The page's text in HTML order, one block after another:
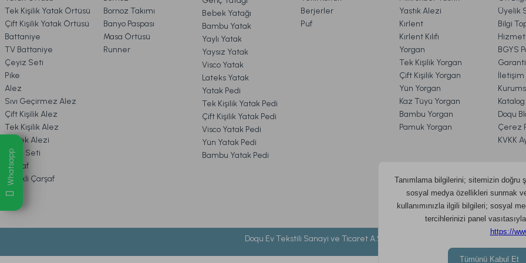
7. KAMPANYA & İNDİRİMLER
8. MÜŞTERİ HİZMETLERİ
9. YATAK & KOLTUK SİPARİŞ VE İADE İŞLEMLERİ
2.899,00 TL
Ücretsiz Kargo
2.699,00 TL
Ücretsiz Kargo
999,00
Marietta Cam Düğüm Obje Standart
2.699,00 TL
Marietta Turuncu 2'li Cam Vazo Standart
2.199,00 TL
Marietta Traverten Gold
1.549,00 TL
Whatsapp
Tek Kişilik Yatak Örtüsü
Çift Kişilik Yatak Örtüsü
Battaniye
TV Battaniye
Çeyiz Seti
Pike
Alez
Sıvı Geçirmez Alez
Çift Kişilik Alez
Tek Kişilik Alez
Bebek Alezi
Uyku Seti
Çarşaf
Lastikli Çarşaf
Bornoz Takımı
Banyo Paspası
Masa Örtüsü
Runner
Bebek Yatağı
Bambu Yatak
Yaylı Yatak
Yaysız Yatak
Visco Yatak
Lateks Yatak
Yatak Pedi
Tek Kişilik Yatak Pedi
Çift Kişilik Yatak Pedi
Visco Yatak Pedi
Yün Yatak Pedi
Bambu Yatak Pedi
Berjerler
Puf
Yastık Alezi
Kırlent
Kırlent Kılıfı
Yorgan
Tek Kişilik Yorgan
Çift Kişilik Yorgan
Yün Yorgan
Kaz Tüyü Yorgan
Bambu Yorgan
Pamuk Yorgan
Üyelik
Bilgi
BGYS
İletişim
Katalog
Doqu
Çerez
KVKK
Doqu Ev Tekstili Sanayi ve Ticaret A.Ş. © 2026 DOQU HOME- Tüm hakları